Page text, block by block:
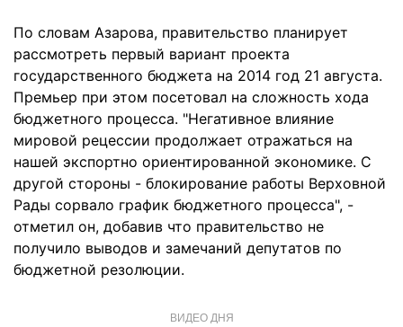
По словам Азарова, правительство планирует
рассмотреть первый вариант проекта
государственного бюджета на 2014 год 21 августа.
Премьер при этом посетовал на сложность хода
бюджетного процесса. "Негативное влияние
мировой рецессии продолжает отражаться на
нашей экспортно ориентированной экономике. С
другой стороны - блокирование работы Верховной
Рады сорвало график бюджетного процесса", -
отметил он, добавив что правительство не
получило выводов и замечаний депутатов по
бюджетной резолюции.
ВИДЕО ДНЯ